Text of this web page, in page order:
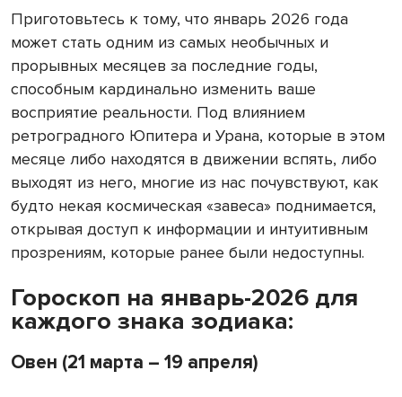
Приготовьтесь к тому, что январь 2026 года
может стать одним из самых необычных и
прорывных месяцев за последние годы,
способным кардинально изменить ваше
восприятие реальности. Под влиянием
ретроградного Юпитера и Урана, которые в этом
месяце либо находятся в движении вспять, либо
выходят из него, многие из нас почувствуют, как
будто некая космическая «завеса» поднимается,
открывая доступ к информации и интуитивным
прозрениям, которые ранее были недоступны.
Гороскоп на январь-2026 для
каждого знака зодиака:
Овен (21 марта – 19 апреля)